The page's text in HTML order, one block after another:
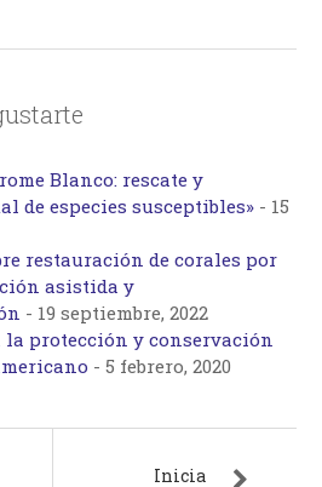
Blanco: rescate y
de especies susceptibles» - 15
restauración de corales por
asistida y
- 19 septiembre, 2022
la protección y conservación
-5 febrero, 2020
Inicia